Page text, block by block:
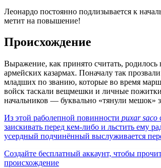
Леонардо постоянно подлизывается к
метит на повышение!
Происхождение
Выражение, как принято считать, родилось
армейских казармах. Поначалу так
младших по званию, которые во время
войск таскали вещмешки и личные
начальников — буквально «тянули мешок»
Из этой раболепной повинности puxar saco
заискивать перед кем-либо и льстить ему
усердный подчинённый выслуживается
Создайте бесплатный аккаунт, чтобы
происхождение